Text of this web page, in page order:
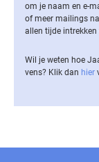
om je naam en e-
of meer mailings
allen tijde
Wil je weten hoe
vens? Klik dan hier